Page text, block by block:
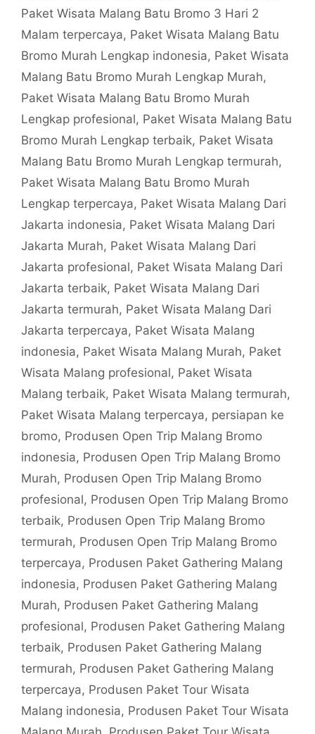
Paket Wisata Malang Batu Bromo 3 Hari 2
Malam terpercaya, Paket Wisata Malang Batu
Bromo Murah Lengkap indonesia, Paket Wisata
Malang Batu Bromo Murah Lengkap Murah,
Paket Wisata Malang Batu Bromo Murah
Lengkap profesional, Paket Wisata Malang Batu
Bromo Murah Lengkap terbaik, Paket Wisata
Malang Batu Bromo Murah Lengkap termurah,
Paket Wisata Malang Batu Bromo Murah
Lengkap terpercaya, Paket Wisata Malang Dari
Jakarta indonesia, Paket Wisata Malang Dari
Jakarta Murah, Paket Wisata Malang Dari
Jakarta profesional, Paket Wisata Malang Dari
Jakarta terbaik, Paket Wisata Malang Dari
Jakarta termurah, Paket Wisata Malang Dari
Jakarta terpercaya, Paket Wisata Malang
indonesia, Paket Wisata Malang Murah, Paket
Wisata Malang profesional, Paket Wisata
Malang terbaik, Paket Wisata Malang termurah,
Paket Wisata Malang terpercaya, persiapan ke
bromo, Produsen Open Trip Malang Bromo
indonesia, Produsen Open Trip Malang Bromo
Murah, Produsen Open Trip Malang Bromo
profesional, Produsen Open Trip Malang Bromo
terbaik, Produsen Open Trip Malang Bromo
termurah, Produsen Open Trip Malang Bromo
terpercaya, Produsen Paket Gathering Malang
indonesia, Produsen Paket Gathering Malang
Murah, Produsen Paket Gathering Malang
profesional, Produsen Paket Gathering Malang
terbaik, Produsen Paket Gathering Malang
termurah, Produsen Paket Gathering Malang
terpercaya, Produsen Paket Tour Wisata
Malang indonesia, Produsen Paket Tour Wisata